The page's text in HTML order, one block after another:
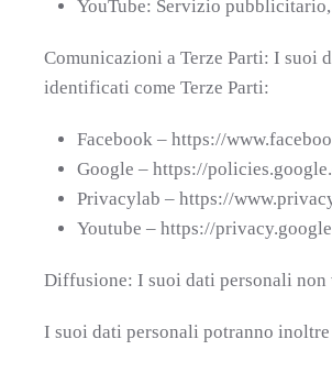
YouTube: Servizio
Comunicazioni a Terze Parti: I suoi
identificati come Terze Parti:
Facebook – https://
Google – https://
Privacylab – https://
Youtube – https://
Diffusione: I suoi dati personali
I suoi dati personali potranno